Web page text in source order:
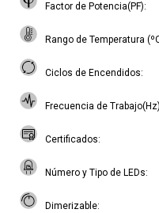
Factor de Potencia(PF)
Rango de Temperatura
Ciclos de Encendidos
Frecuencia de Trabajo(Hz)
Certificados
Número y Tipo de LEDs
Dimerizable